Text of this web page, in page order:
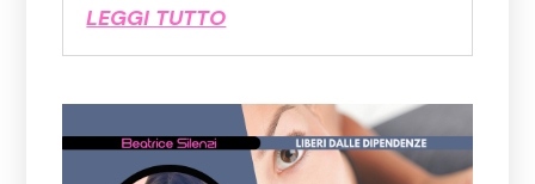
LEGGI TUTTO